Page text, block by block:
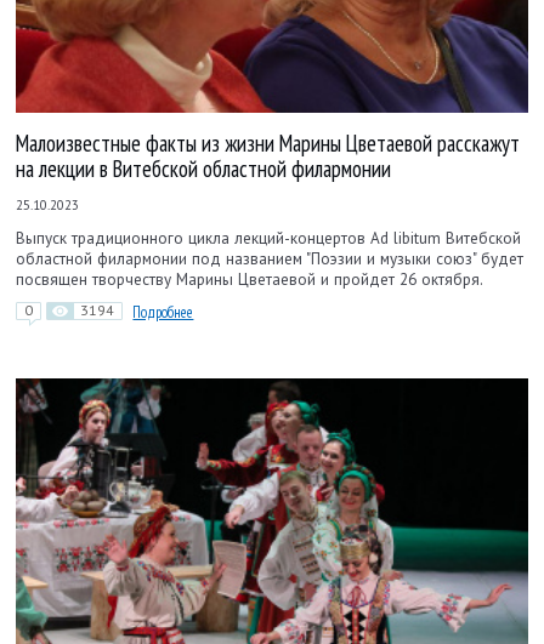
Малоизвестные факты из жизни Марины Цветаевой расскажут
на лекции в Витебской областной филармонии
25.10.2023
Выпуск традиционного цикла лекций-концертов Ad libitum Витебской
областной филармонии под названием "Поэзии и музыки союз" будет
посвящен творчеству Марины Цветаевой и пройдет 26 октября.
0 3194 Подробнее